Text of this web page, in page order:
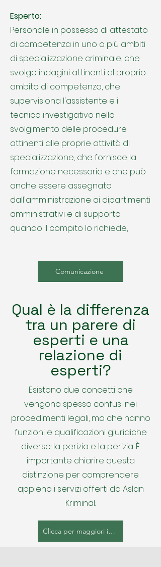
Esperto:
Personale in possesso di attestato
di competenza in uno o più ambiti
di specializzazione criminale, che
svolge indagini attinenti al proprio
ambito di competenza, che
supervisiona l'assistente e il
tecnico investigativo nello
svolgimento delle procedure
attinenti alle proprie attività di
specializzazione, che fornisce la
formazione necessaria e che può
anche essere assegnato
dall'amministrazione ai dipartimenti
amministrativi e di supporto
quando il compito lo richiede,
Comunicazione
Qual è la differenza
tra un parere di
esperti e una
relazione di
esperti?
Esistono due concetti che
vengono spesso confusi nei
procedimenti legali, ma che hanno
funzioni e qualificazioni giuridiche
diverse: la perizia e la perizia. È
importante chiarire questa
distinzione per comprendere
appieno i servizi offerti da Aslan
Kriminal:
Clicca per maggiori informazioni